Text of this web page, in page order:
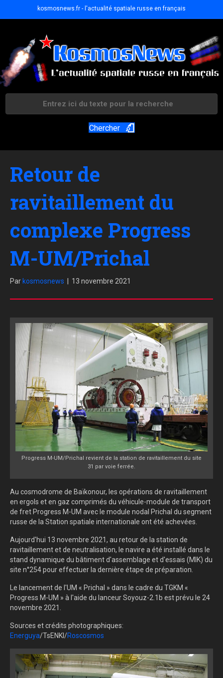
kosmosnews.fr - l'actualité spatiale russe en français
Chercher
Retour de
ravitaillement du
complexe Progress
M-UM/Prichal
Par kosmosnews 13 novembre 2021
Progress M-UM/Prichal revient de la station de ravitaillement du site
31 par voie ferrée.
Au cosmodrome de Baïkonour, les opérations de ravitaillement
en ergols et en gaz comprimés du véhicule-module de transport
de fret Progress M-UM avec le module nodal Prichal du segment
russe de la Station spatiale internationale ont été achevées.
Aujourd'hui 13 novembre 2021, au retour de la station de
ravitaillement et de neutralisation, le navire a été installé dans le
stand dynamique du bâtiment d'assemblage et d'essais (MIK) du
site n°254 pour effectuer la dernière étape de préparation.
Le lancement de l'UM « Prichal » dans le cadre du TGKM «
Progress M-UM » à l'aide du lanceur Soyouz-2.1b est prévu le 24
novembre 2021.
Sources et crédits photographiques:
Energuya/TsENKI/Roscosmos